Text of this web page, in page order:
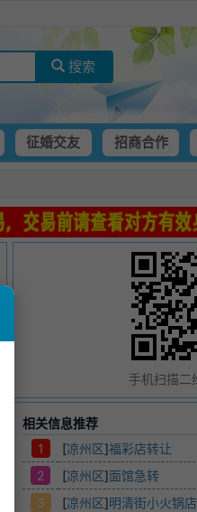
搜索
征婚交友 招商合作
手机扫描二
相关信息推荐
1
[凉州区]福彩店转让
2
[凉州区]面馆急转
3
[凉州区]明清街小火锅